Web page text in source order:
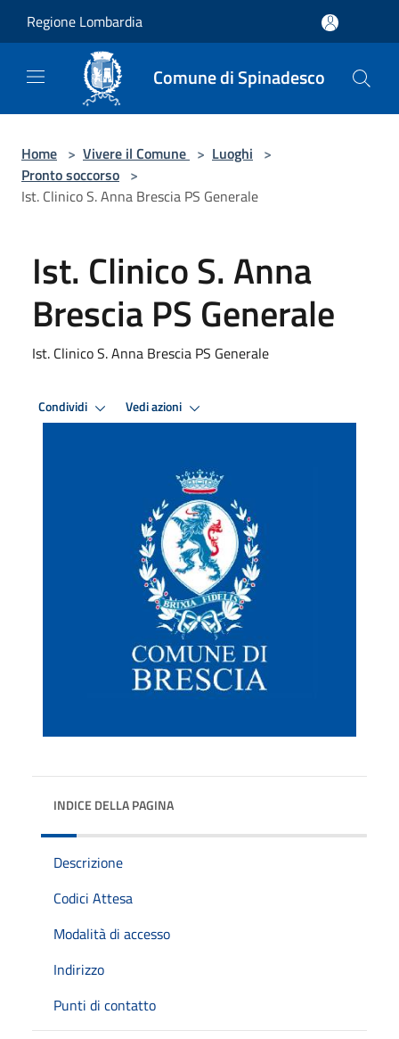
Regione Lombardia
Comune di Spinadesco
Home > Vivere il Comune > Luoghi >
Pronto soccorso >
Ist. Clinico S. Anna Brescia PS Generale
Ist. Clinico S. Anna
Brescia PS Generale
Ist. Clinico S. Anna Brescia PS Generale
Condividi Vedi azioni
INDICE DELLA PAGINA
Descrizione
Codici Attesa
Modalità di accesso
Indirizzo
Punti di contatto